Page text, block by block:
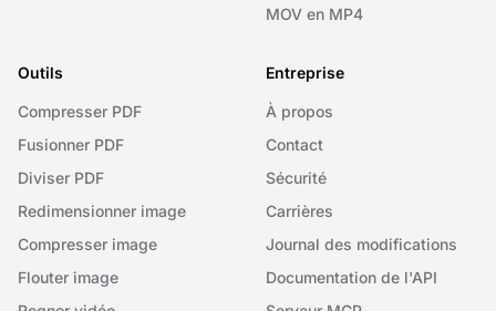
MOV en MP4
Outils
Compresser PDF
Fusionner PDF
Diviser PDF
Redimensionner image
Compresser image
Flouter image
Entreprise
À propos
Contact
Sécurité
Carrières
Journal des modifications
Documentation de l'API